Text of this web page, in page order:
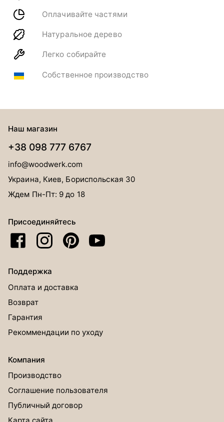
Оплачивайте частями
Натуральное дерево
Легко собирайте
Собственное производство
Наш магазин
+38 098 777 6767
info@woodwerk.com
Украина, Киев, Бориспольская 30
Ждем Пн-Пт: 9 до 18
Присоединяйтесь
Поддержка
Оплата и доставка
Возврат
Гарантия
Рекоммендации по уходу
Компания
Производство
Соглашение пользователя
Публичный договор